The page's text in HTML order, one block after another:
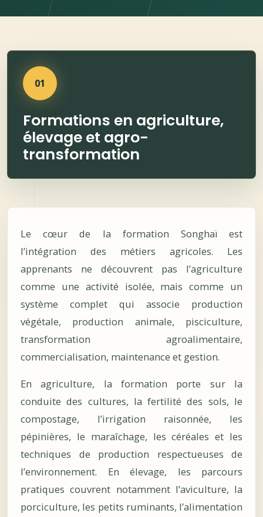
01
Formations en agriculture,
élevage et agro-
transformation
Le cœur de la formation Songhaï est
l’intégration des métiers agricoles. Les
apprenants ne découvrent pas l’agriculture
comme une activité isolée, mais comme un
système complet qui associe production
végétale, production animale, pisciculture,
transformation agroalimentaire,
commercialisation, maintenance et gestion.
En agriculture, la formation porte sur la
conduite des cultures, la fertilité des sols, le
compostage, l’irrigation raisonnée, les
pépinières, le maraîchage, les céréales et les
techniques de production respectueuses de
l’environnement. En élevage, les parcours
pratiques couvrent notamment l’aviculture, la
porciculture, les petits ruminants, l’alimentation